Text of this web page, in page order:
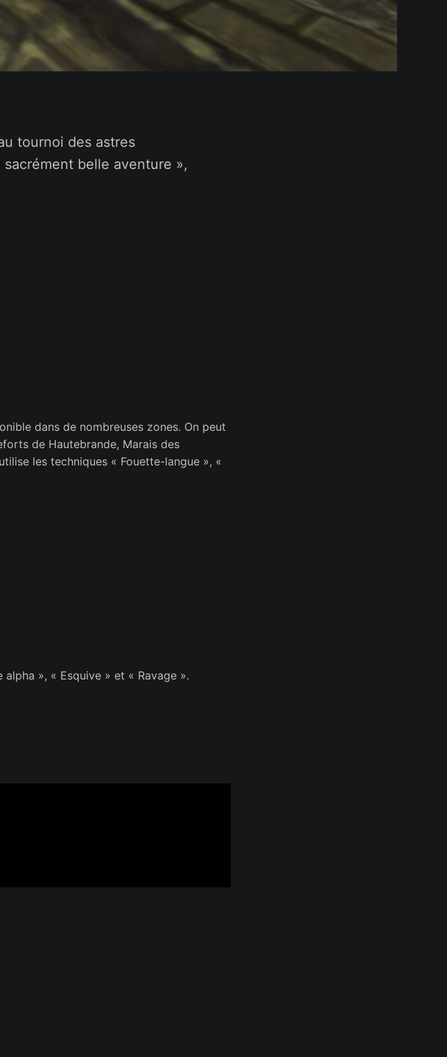
tournoi des astres
sacrément belle aventure »,
dans de nombreuses zones. On peut
de Hautebrande, Marais des
les techniques « Fouette-langue », «
», « Esquive » et « Ravage ».